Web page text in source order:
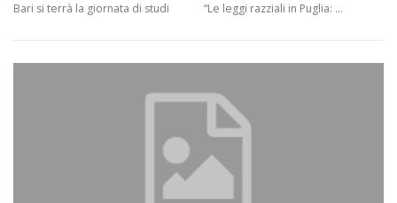
Bari si terrà la giornata di studi “Le leggi razziali in Puglia: …